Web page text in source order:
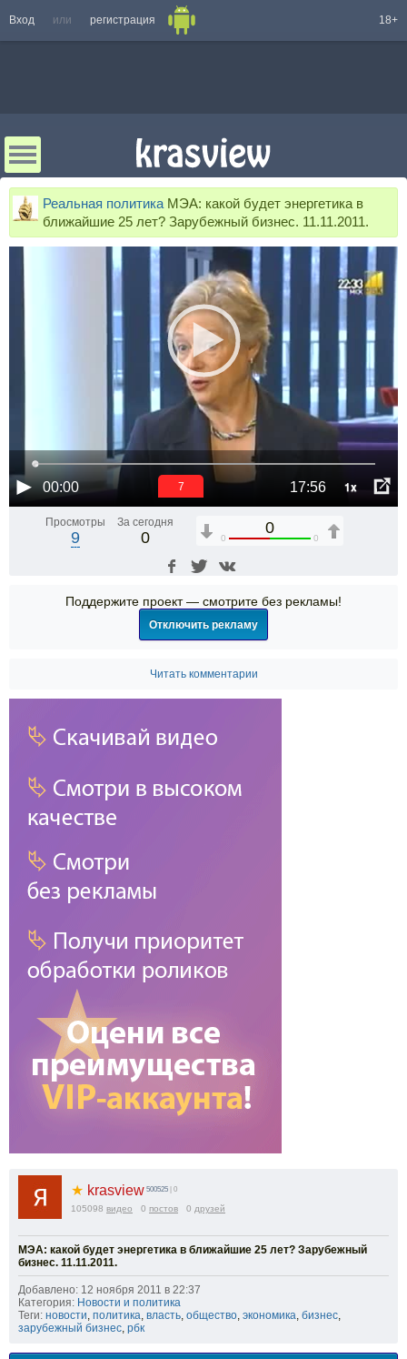
Вход или регистрация 18+
Реальная политика МЭА: какой будет энергетика в
ближайшие 25 лет? Зарубежный бизнес. 11.11.2011.
00:00 17:56 1x
6
Просмотры
9
За сегодня
0
0
0 0
Поддержите проект — смотрите без рекламы!
Отключить рекламу
Читать комментарии
★ krasview 500525 | 0
105098 видео 0 постов 0 друзей
МЭА: какой будет энергетика в ближайшие 25 лет? Зарубежный
бизнес. 11.11.2011.
Добавлено: 12 ноября 2011 в 22:37
Категория: Новости и политика
Теги: новости, политика, власть, общество, экономика, бизнес,
зарубежный бизнес, рбк